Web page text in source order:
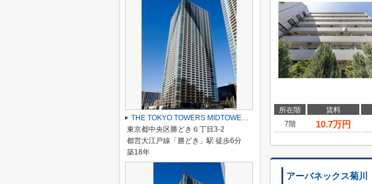
所在階 賃料
7階
10.7万円
アーバネックス菊川
THE TOKYO TOWERS MIDTOWER（ザ・東京タワーズ ミッドタワー）
東京都中央区勝どき６丁目3-2
都営大江戸線「勝どき」駅 徒歩6分
築18年